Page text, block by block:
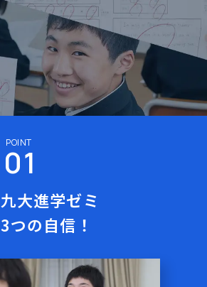
九大進学ゼミ
3つの自信！